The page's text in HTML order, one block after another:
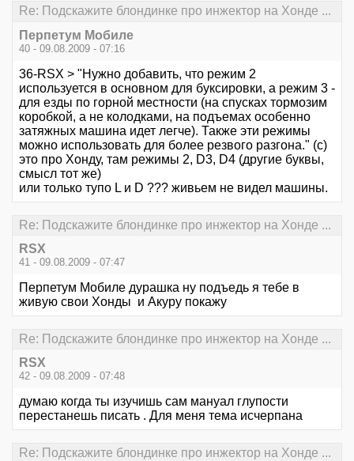
Re: Подскажите блондинке про инжектор на Хонде ...
Перпетум Мобиле
40 - 09.08.2009 - 07:16
36-RSX > "Нужно добавить, что режим 2
используется в основном для буксировки, а режим 3 -
для езды по горной местности (на спусках тормозим
коробкой, а не колодками, на подъемах особенно
затяжных машина идет легче). Также эти режимы
можно использовать для более резвого разгона." (с)
это про Хонду, там режимы 2, D3, D4 (другие буквы,
смысл тот же)
или только тупо L и D ??? живьем не видел машины.
Re: Подскажите блондинке про инжектор на Хонде ...
RSX
41 - 09.08.2009 - 07:47
Перпетум Мобиле дурашка ну подъедь я тебе в
живую свои Хонды и Акуру покажу
Re: Подскажите блондинке про инжектор на Хонде ...
RSX
42 - 09.08.2009 - 07:48
думаю когда ты изучишь сам мануал глупости
перестанешь писать . Для меня тема исчерпана
Re: Подскажите блондинке про инжектор на Хонде ...